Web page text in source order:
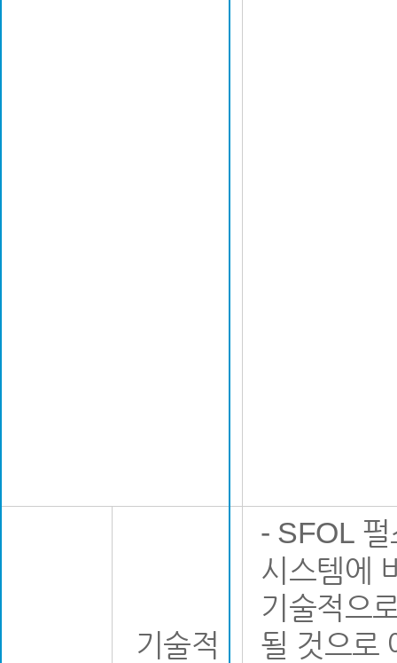
기술적
- SFOL
시스템에
기술적으
될 것으로